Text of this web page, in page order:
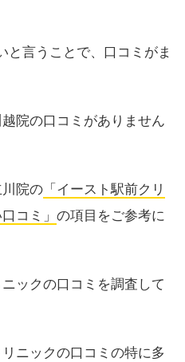
言うことで、口コミがま
院の口コミがありません
院の 「イースト駅前クリ
コミ」 の項目をご参考に
ックの口コミを調査して
ニックの口コミの特に多